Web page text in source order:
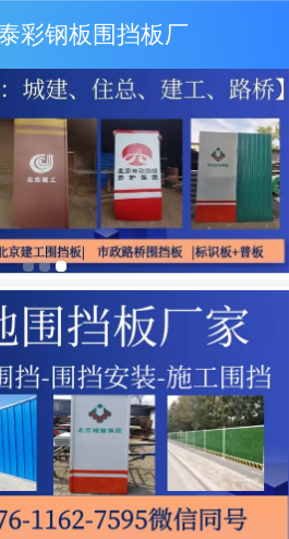
彩钢板围挡板厂